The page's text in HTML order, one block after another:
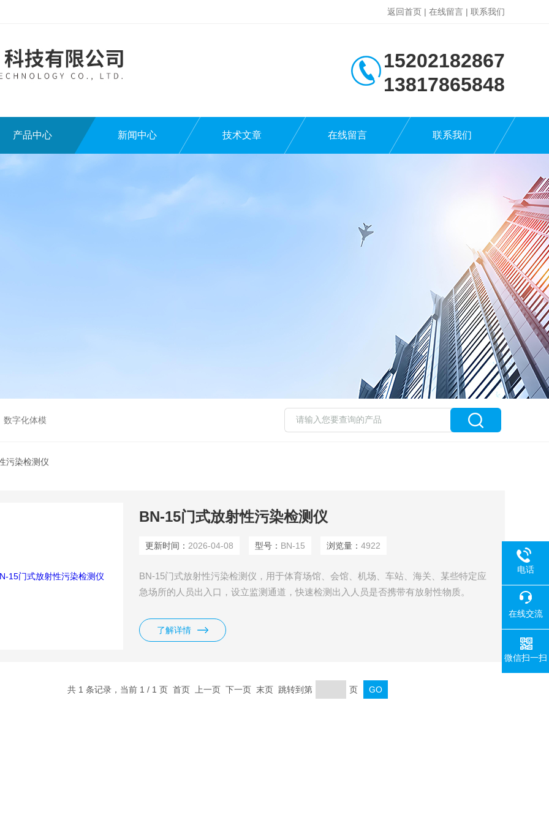
返回首页 | 在线留言 | 联系我们
15202182867
13817865848
产品中心 新闻中心 技术文章 在线留言 联系我们
数字化体模
污染检测仪
BN-15门式放射性污染检测仪
更新时间： 2026-04-08 型号： BN-15 浏览量：4922
BN-15门式放射性污染检测仪，用于体育场馆、会馆、机场、车站、海关、某些特定应
急场所的人员出入口，设立监测通道，快速检测出入人员是否携带有放射性物质。
了解详情
共 1 条记录，当前 1 / 1 页 首页 上一页 下一页 末页 跳转到第 页
电话
在线交流
微信扫一扫